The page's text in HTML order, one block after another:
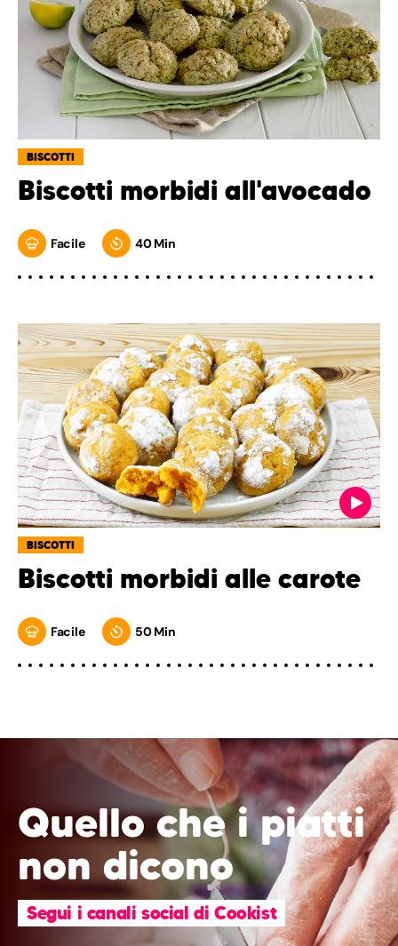
BISCOTTI
Biscotti morbidi all'avocado
Facile 40 Min
BISCOTTI
Biscotti morbidi alle carote
Facile 50 Min
Quello che i piatti
non dicono
Segui i canali social di Cookist